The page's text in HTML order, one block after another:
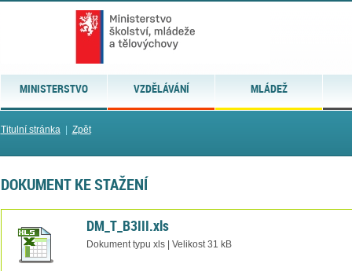
MINISTERSTVO VZDĚLÁVÁNÍ MLÁDEŽ
Titulní stránka| Zpět
DOKUMENT KE STAŽENÍ
DM_T_B3III.xls
Dokument typu xls | Velikost 31 kB